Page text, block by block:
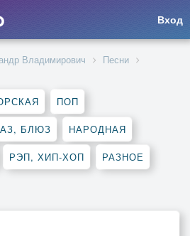
Вход
Владимирович
Песни
ПОП
БЛЮЗ НАРОДНАЯ
РЭП, ХИП-ХОП РАЗНОЕ